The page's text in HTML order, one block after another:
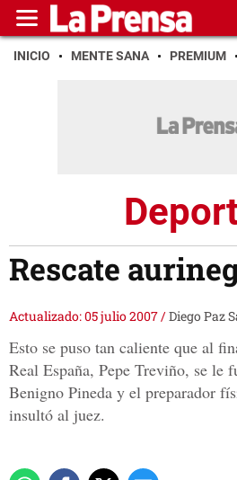
INICIO MENTE SANA PREMIUM
Rescate
Actualizado: 05 julio 2007/Diego Paz
Esto se puso tan caliente que al
Real España, Pepe Treviño, se le
Benigno Pineda y el preparador
insultó al juez.